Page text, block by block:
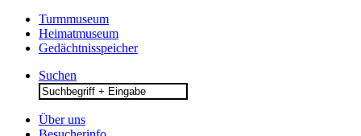
Turmmuseum
Heimatmuseum
Gedächtnisspeicher
Suchen
Search
for:
Über uns